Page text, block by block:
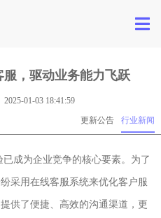
，驱动业务能力飞跃
2025-01-03 18:41:59
行业新闻
更新公告
为企业竞争的核心要素。为了
采用在线客服系统来优化客户服
供了便捷、高效的沟通渠道，更